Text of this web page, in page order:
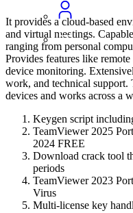
It provides a cloud-based
and virtual meetings.
ranging from personal
Provides features like
device monitoring.
work, and technical
devices and works across a
Keygen script
TeamViewer 2025
2024 FREE
Download crack tool
periods
TeamViewer 2023
Virus
Multi-license key